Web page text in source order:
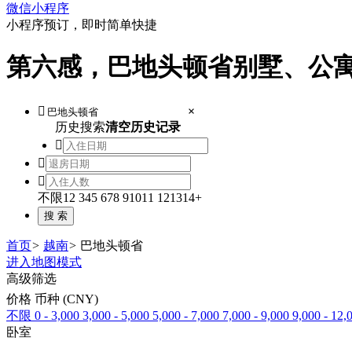
微信小程序
小程序预订，即时简单快捷
第六感，巴地头顿省别墅、公

×
历史搜索清空历史记录



不限1 2 345 678 91011 121314+
首页> 越南> 巴地头顿省
进入地图模式
高级筛选
价格 币种 (CNY)
不限 0 - 3,000 3,000 - 5,000 5,000 - 7,000 7,000 - 9,000 9,000 -
卧室